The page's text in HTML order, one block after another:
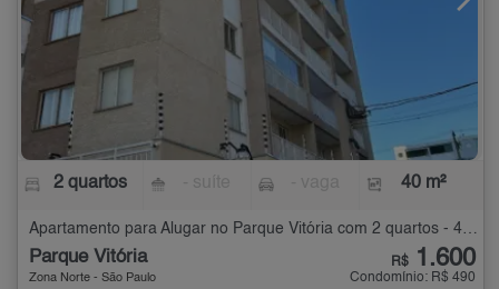
2 quartos 40 m²
Apartamento para Alugar no Parque Vitória com 2 quartos - 40 m²
Parque Vitória
Zona Norte - São Paulo
R$ 1.600
Condomínio: R$ 490